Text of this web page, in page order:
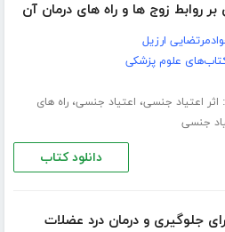
روابط زوج ها و راه های درمان آن
ارزیل
علوم پزشکی
اثر اعتیاد جنسی، اعتیاد جنسی،راه های
جنسی
دانلود کتاب
جلوگیری و درمان درد عضلات